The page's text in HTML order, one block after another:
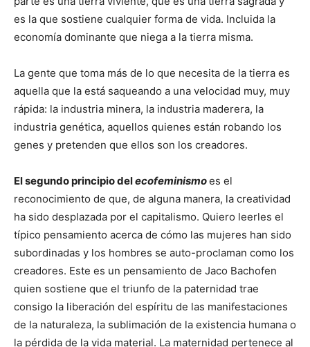
es la que sostiene cualquier forma de vida. Incluida la
economía dominante que niega a la tierra misma.
La gente que toma más de lo que necesita de la tierra es
aquella que la está saqueando a una velocidad muy, muy
rápida: la industria minera, la industria maderera, la
industria genética, aquellos quienes están robando los
genes y pretenden que ellos son los creadores.
El segundo principio delecofeminismoes el
reconocimiento de que, de alguna manera, la creatividad
ha sido desplazada por el capitalismo. Quiero leerles el
típico pensamiento acerca de cómo las mujeres han sido
subordinadas y los hombres se auto-proclaman como los
creadores. Este es un pensamiento de Jaco Bachofen
quien sostiene que el triunfo de la paternidad trae
consigo la liberación del espíritu de las manifestaciones
de la naturaleza, la sublimación de la existencia humana o
la pérdida de la vida material. La maternidad pertenece al